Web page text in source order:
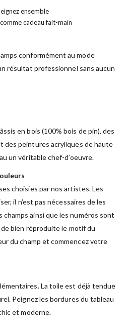
ensemble
cadeau fait-main
conformément au mode
résultat professionnel sans aucun
en bois (100% bois de pin), des
des peintures acryliques de haute
un véritable chef-d’oeuvre.
choisies par nos artistes. Les
il n’est pas nécessaires de les
champs ainsi que les numéros sont
bien réproduite le motif du
du champ et commencez votre
La toile est déjà tendue
Peignez les bordures du tableau
et moderne.